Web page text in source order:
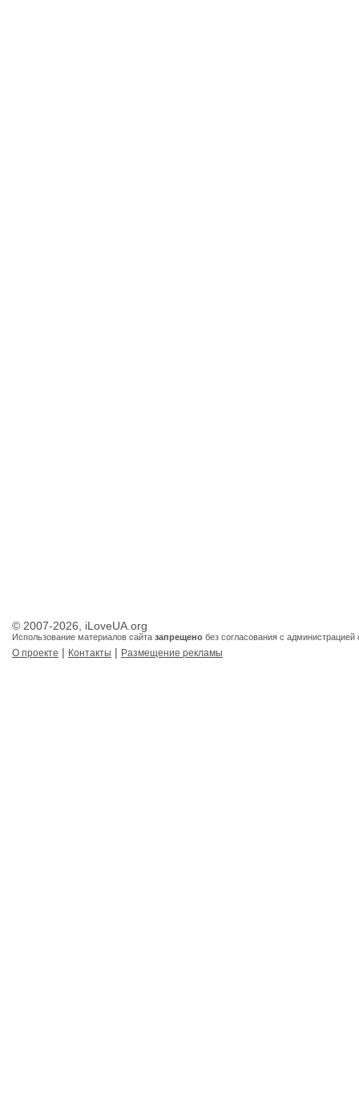
© 2007-2026, iLoveUA.org
Использование материалов сайта запрещено без согласования с администрацией
О проекте | Контакты | Размещение рекламы